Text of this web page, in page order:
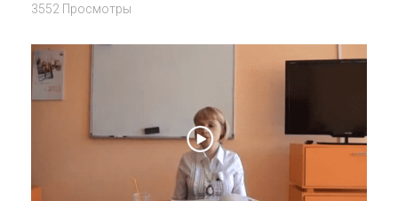
3552 Просмотры